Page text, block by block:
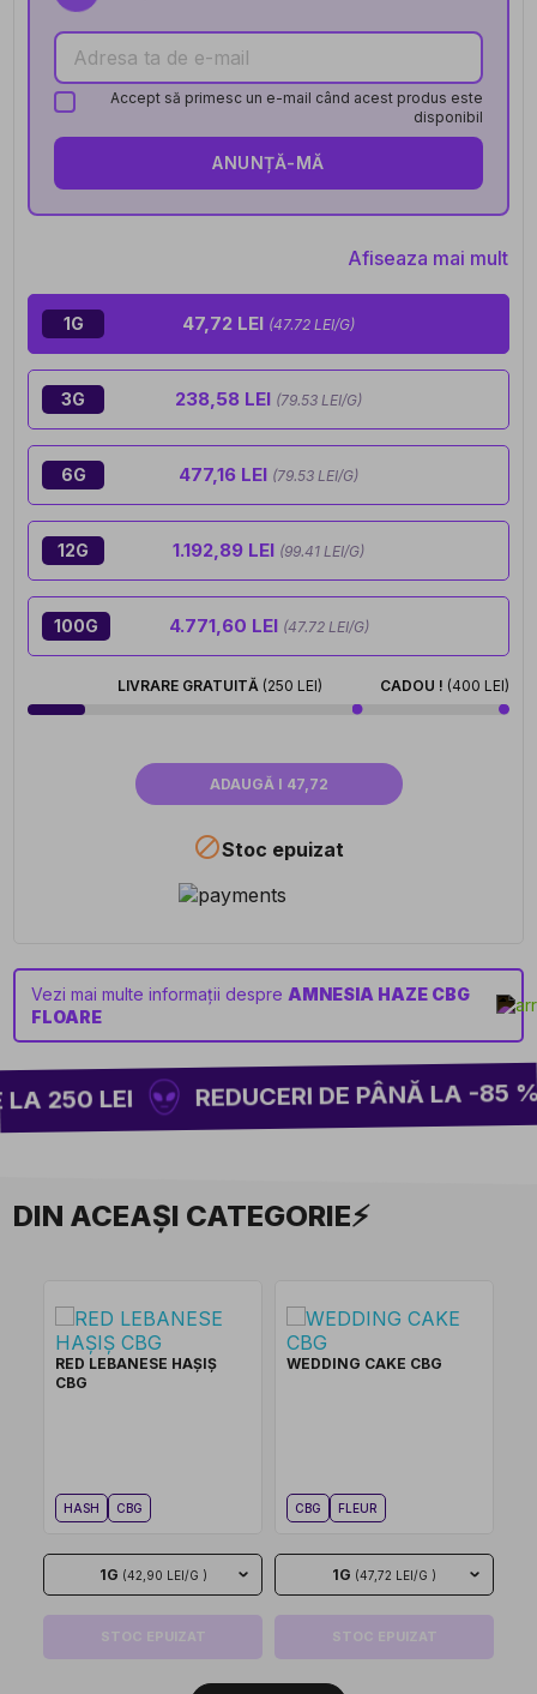
Accept să primesc un e-mail când acest produs este
disponibil
ANUNȚĂ-MĂ
Afiseaza mai mult
1G 47,72 LEI (47.72 LEI/G)
3G 238,58 LEI (79.53 LEI/G)
6G 477,16 LEI (79.53 LEI/G)
12G 1.192,89 LEI (99.41 LEI/G)
100G 4.771,60 LEI (47.72 LEI/G)
LIVRARE GRATUITĂ (250 LEI) CADOU ! (400 LEI)
ADAUGĂ I 47,72
Stoc epuizat
Vezi mai multe informații despre AMNESIA HAZE CBG
FLOARE
250 LEI REDUCERI DE PÂNĂ LA -85 %
DIN ACEAȘI CATEGORIE⚡
RED LEBANESE HAȘIȘ
CBG
HASH CBG
1G (42,90 LEI/G )
STOC EPUIZAT
WEDDING CAKE CBG
CBG FLEUR
1G (47,72 LEI/G )
STOC EPUIZAT